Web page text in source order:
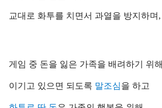
교대로 화투를 치면서 과열을 방지하며,
게임 중 돈을 잃은 가족을 배려하기 위해
이기고 있으면 되도록 말조심을 하고